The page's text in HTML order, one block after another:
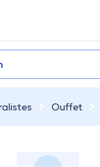
Ouffet